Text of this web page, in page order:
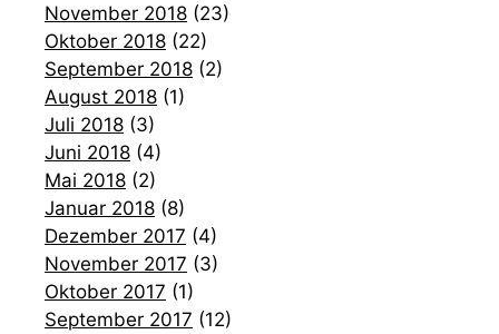
November 2018 (23)
Oktober 2018 (22)
September 2018 (2)
August 2018 (1)
Juli 2018 (3)
Juni 2018 (4)
Mai 2018 (2)
Januar 2018 (8)
Dezember 2017 (4)
November 2017 (3)
Oktober 2017 (1)
September 2017 (12)